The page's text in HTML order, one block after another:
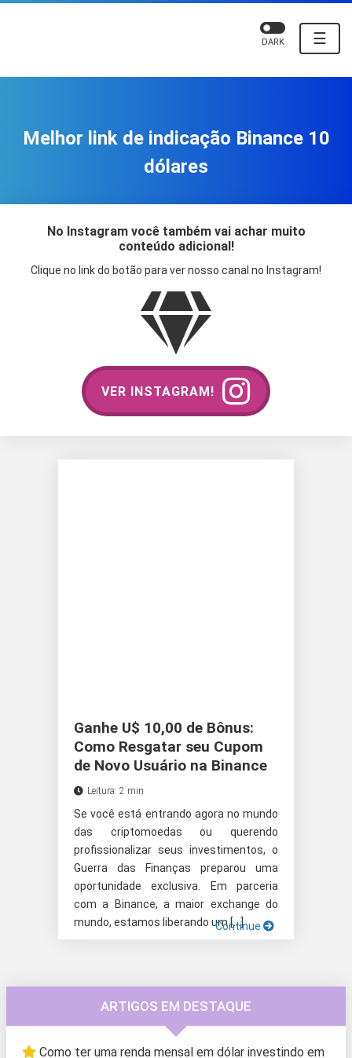
☰
DARK
Melhor link de indicação Binance 10
dólares
No Instagram você também vai achar muito
conteúdo adicional!
Clique no link do botão para ver nosso canal no Instagram!
VER INSTAGRAM!
Ganhe U$ 10,00 de Bônus:
Como Resgatar seu Cupom
de Novo Usuário na Binance
Leitura: 2 min
Se você está entrando agora no mundo
das criptomoedas ou querendo
profissionalizar seus investimentos, o
Guerra das Finanças preparou uma
oportunidade exclusiva. Em parceria
com a Binance, a maior exchange do
mundo, estamos liberando um […]
Continue
ARTIGOS EM DESTAQUE
Como ter uma renda mensal em dólar investindo em